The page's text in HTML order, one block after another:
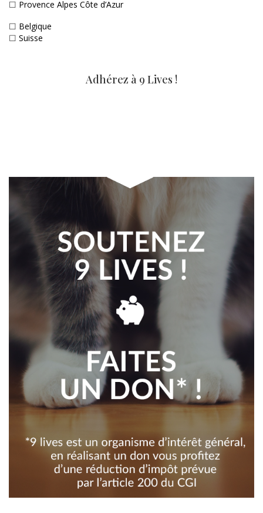
☐ Provence Alpes Côte d’Azur
☐ Belgique
☐ Suisse
Adhérez à 9 Lives !